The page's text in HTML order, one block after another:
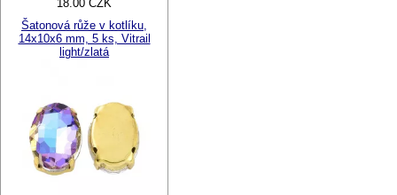
18.00 CZK
Šatonová růže v kotlíku,
14x10x6 mm, 5 ks, Vitrail
light/zlatá